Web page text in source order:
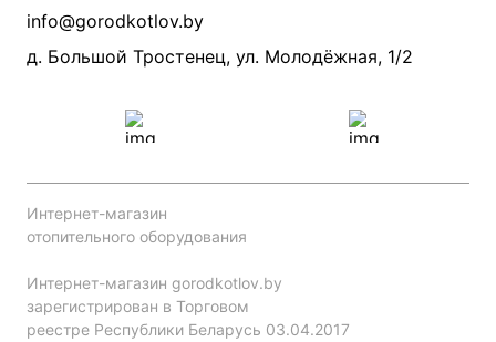
Производители
Прайс по монтажу систем отопления
Проект систем отопления
info@gorodkotlov.by
д. Большой Тростенец, ул. Молодёжная, 1/2
Интернет-магазин
отопительного оборудования
Интернет-магазин gorodkotlov.by
зарегистрирован в Торговом
реестре Республики Беларусь 03.04.2017